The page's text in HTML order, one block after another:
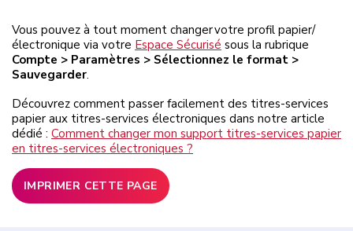
Vous pouvez à tout moment changer votre profil papier/
électronique via votre Espace Sécurisé sous la rubrique
Compte > Paramètres > Sélectionnez le format >
Sauvegarder.
Découvrez comment passer facilement des titres-services
papier aux titres-services électroniques dans notre article
dédié : Comment changer mon support titres-services papier
en titres-services électroniques ?
IMPRIMER CETTE PAGE